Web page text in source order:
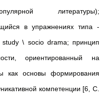
литературы);
в упражнениях типа -
\ socio drama; принцип
ориентированный на
как основы формирования
компетенции [6, С.